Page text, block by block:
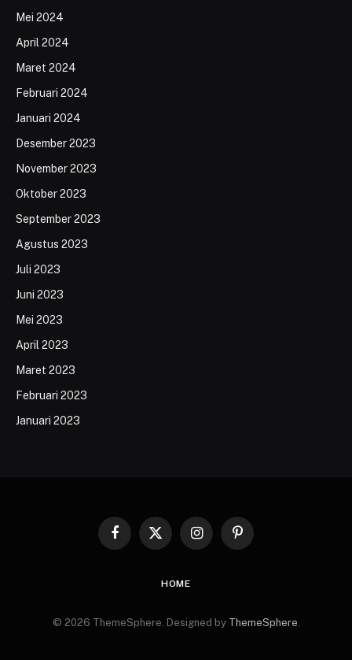
Mei 2024
April 2024
Maret 2024
Februari 2024
Januari 2024
Desember 2023
November 2023
Oktober 2023
September 2023
Agustus 2023
Juli 2023
Juni 2023
Mei 2023
April 2023
Maret 2023
Februari 2023
Januari 2023
Facebook
X
InstagramPinterest
HOME
© 2026 ThemeSphere. Designed by ThemeSphere.